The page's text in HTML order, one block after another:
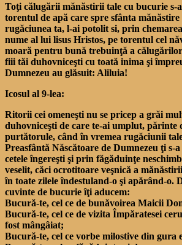
Toţi călugării mănăstirii tale cu bucurie s-
torentul de apă care spre sfânta mănăstire
rugăciunea ta, l-ai potolit si, prin
nume al lui lisus Hristos, pe torentul cel
moară pentru bună trebuinţă a
fiii tăi duhovniceşti cu toată inima şi
Dumnezeu au glăsuit: Aliluia!
Icosul al 9-lea:
Ritorii cei omeneşti nu se pricep a grăi
duhovniceşti de care te-ai umplut, părinte
purtătorule, când în vremea rugăciunii
Preasfântă Născătoare de Dumnezeu ţi s-
cetele îngereşti şi prin făgăduinţe
veselit, căci ocrotitoare veşnică a
în toate zilele îndestuland-o şi apărând-o.
cuvinte de bucurie îţi aducem:
Bucură-te, cel ce de bunăvoirea Maicii
Bucură-te, cel ce de vizita Împăratesei
fost mângâiat;
Bucură-te, cel ce vorbe milostive din gura